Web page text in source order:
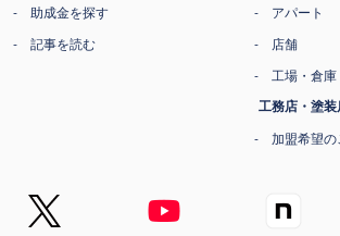
助成金を探す
記事を読む
アパート
店舗
工場・倉庫
工務店・塗
加盟希望の